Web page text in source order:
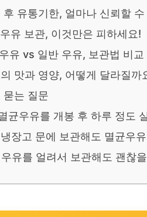
후 유통기한, 얼마나 신뢰할
유 보관, 이것만은 피하세요!
유 vs 일반 우유, 보관법 비교
맛과 영양, 어떻게 달라질까
묻는 질문
균우유를 개봉 후 하루 정도
냉장고 문에 보관해도 멸균우
우유를 얼려서 보관해도 괜찮